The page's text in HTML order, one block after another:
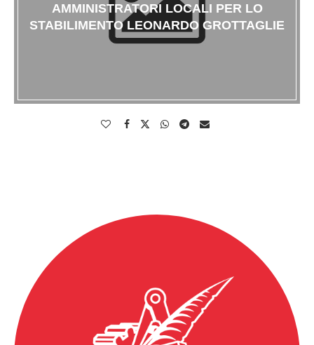
AMMINISTRATORI LOCALI PER LO
STABILIMENTO LEONARDO GROTTAGLIE